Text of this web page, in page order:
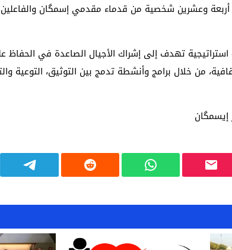
أربعة وعشرين شخصية من قدماء مقدمي إسمگان
تهدف إلى إشراك الأجيال الصاعدة في الحفاظ
من خلال برامج وأنشطة تدمج بين التوثيق، التوعية
إيسمگان